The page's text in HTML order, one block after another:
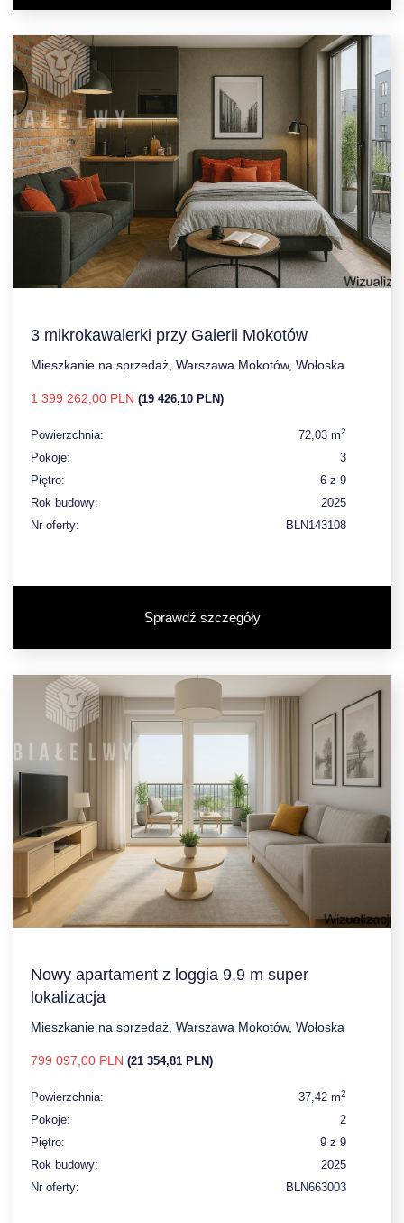
3 mikrokawalerki przy Galerii Mokotów
Mieszkanie na sprzedaż, Warszawa Mokotów, Wołoska
1 399 262,00 PLN (19 426,10 PLN)
Powierzchnia: 72,03 m2
Pokoje:
3
Piętro:
6 z 9
Rok budowy:
2025
Nr oferty:
BLN143108
Sprawdź szczegóły
Nowy apartament z loggia 9,9 m super
lokalizacja
Mieszkanie na sprzedaż, Warszawa Mokotów, Wołoska
799 097,00 PLN (21 354,81 PLN)
Powierzchnia: 37,42 m2
Pokoje:
2
Piętro:
9 z 9
Rok budowy:
2025
Nr oferty:
BLN663003